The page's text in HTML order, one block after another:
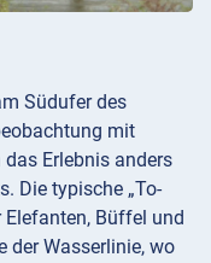
Südufer des
mit
Erlebnis anders
Die typische „To-
Büffel und
der Wasserlinie, wo